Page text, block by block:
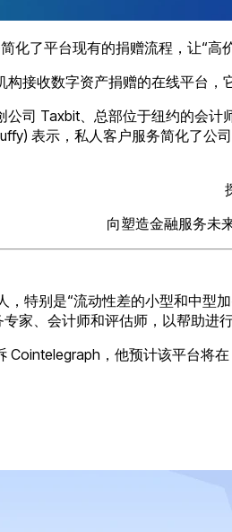
化了平台现有的捐赠流程，让“
接收数字资产捐赠的在线平台
司 Taxbit、总部位于纽约的会
表示，私人客户服务简化了
向塑造金融服务未
特别是“流动性差的小型和中
家、会计师和评估师，以帮助进
，他预计该平台将